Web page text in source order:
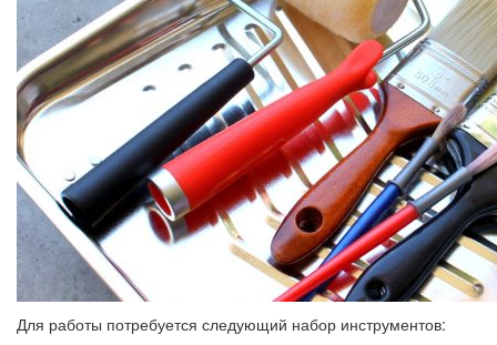
Для работы потребуется следующий набор инструментов: